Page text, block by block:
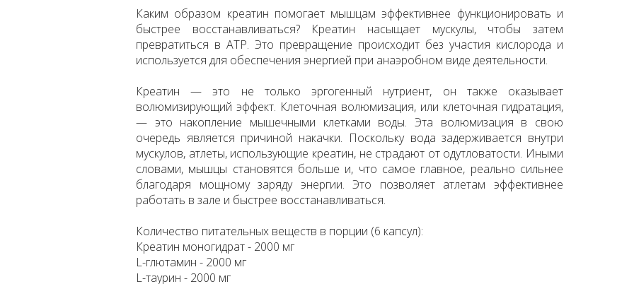
Каким образом креатин помогает мышцам эффективнее функционировать и
быстрее восстанавливаться? Креатин насыщает мускулы, чтобы затем
превратиться в ATP. Это превращение происходит без участия кислорода и
используется для обеспечения энергией при анаэробном виде деятельности.
Креатин — это не только эргогенный нутриент, он также оказывает
волюмизирующий эффект. Клеточная волюмизация, или клеточная гидратация,
— это накопление мышечными клетками воды. Эта волюмизация в свою
очередь является причиной накачки. Поскольку вода задерживается внутри
мускулов, атлеты, использующие креатин, не страдают от одутловатости. Иными
словами, мышцы становятся больше и, что самое главное, реально сильнее
благодаря мощному заряду энергии. Это позволяет атлетам эффективнее
работать в зале и быстрее восстанавливаться.
Количество питательных веществ в порции (6 капсул):
Креатин моногидрат - 2000 мг
L-глютамин - 2000 мг
L-таурин - 2000 мг